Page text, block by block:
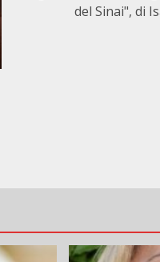
del Sinai", di